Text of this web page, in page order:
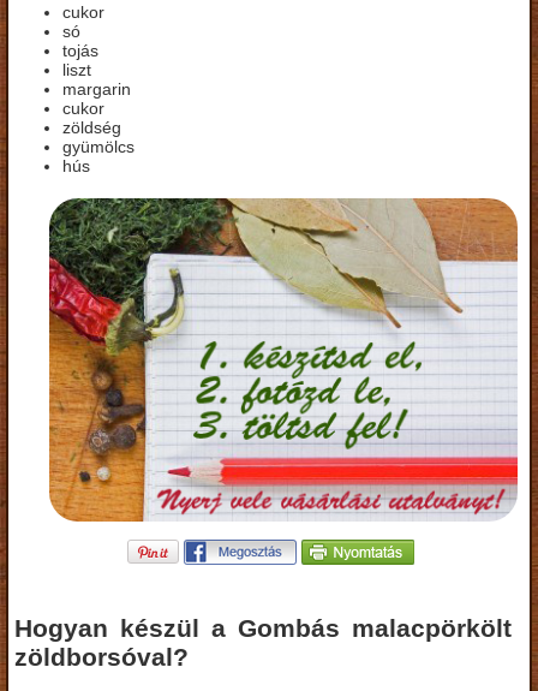
cukor
só
tojás
liszt
margarin
cukor
zöldség
gyümölcs
hús
Hogyan készül a Gombás malacpörkölt
zöldborsóval?